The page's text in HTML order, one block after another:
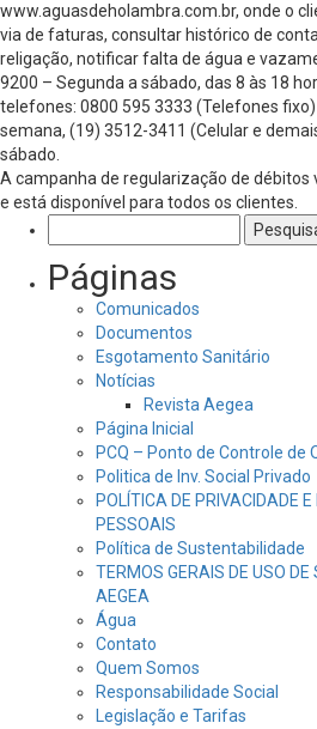
www.aguasdeholambra.com.br, onde o
via de faturas, consultar histórico de
religação, notificar falta de água e
9200 – Segunda a sábado, das 8 às 18
telefones: 0800 595 3333 (Telefones
semana, (19) 3512-3411 (Celular e
sábado.
A campanha de regularização de débitos
e está disponível para todos os clientes.
por:
Páginas
Comunicados
Documentos
Esgotamento Sanitário
Notícias
Revista Aegea
Página Inicial
PCQ – Ponto de Controle de
Politica de Inv. Social Privado
POLÍTICA DE PRIVACIDADE
PESSOAIS
Política de Sustentabilidade
TERMOS GERAIS DE USO
AEGEA
Água
Contato
Quem Somos
Responsabilidade Social
Legislação e Tarifas